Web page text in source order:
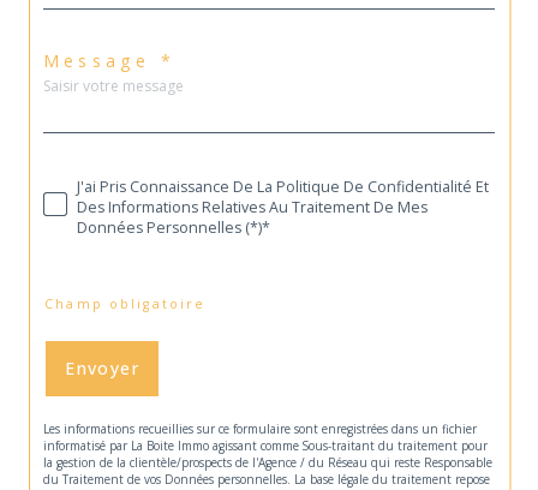
Message *
J'ai Pris Connaissance De La Politique De Confidentialité Et
Des Informations Relatives Au Traitement De Mes
Données Personnelles (*)*
* Champ obligatoire
Envoyer
Les informations recueillies sur ce formulaire sont enregistrées dans un fichier
informatisé par La Boite Immo agissant comme Sous-traitant du traitement pour
la gestion de la clientèle/prospects de l'Agence / du Réseau qui reste Responsable
du Traitement de vos Données personnelles. La base légale du traitement repose